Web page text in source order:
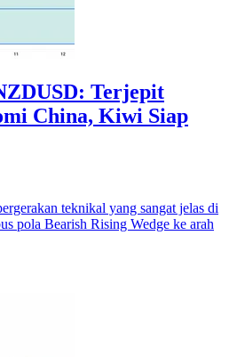
Terjepit
China, Kiwi Siap
teknikal yang sangat jelas di
pola Bearish Rising Wedge ke arah